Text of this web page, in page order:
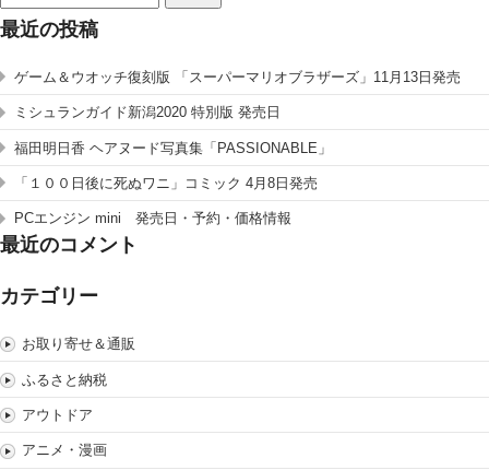
索:
最近の投稿
ゲーム＆ウオッチ復刻版 「スーパーマリオブラザーズ」11月13日発売
ミシュランガイド新潟2020 特別版 発売日
福田明日香 ヘアヌード写真集「PASSIONABLE」
「１００日後に死ぬワニ」コミック 4月8日発売
PCエンジン mini 発売日・予約・価格情報
最近のコメント
カテゴリー
お取り寄せ＆通販
ふるさと納税
アウトドア
アニメ・漫画